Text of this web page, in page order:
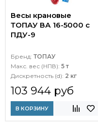
Весы крановые
ТОПАУ ВА 16-5000 с
ПДУ-9
Бренд: ТОПАУ
Макс. вес (НПВ): 5 т
Дискретность (d): 2 кг
103 944 руб
В КОРЗИНУ